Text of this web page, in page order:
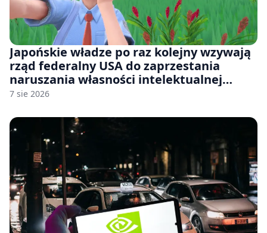
Japońskie władze po raz kolejny wzywają
rząd federalny USA do zaprzestania
naruszania własności intelektualnej
japońskich gier i anime
7 sie 2026